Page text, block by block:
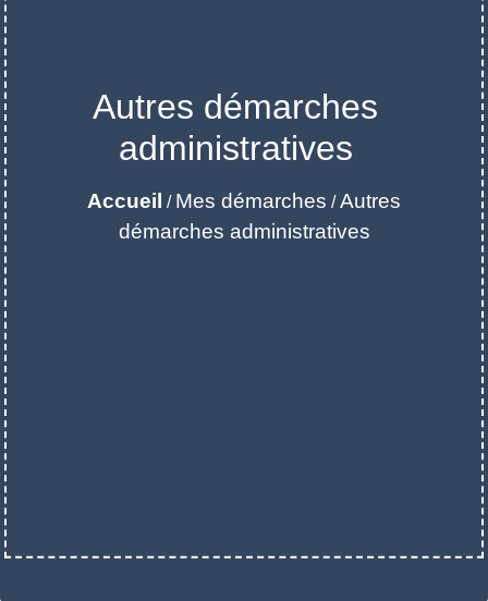
Autres démarches
administratives
Accueil / Mes démarches /Autres
démarches administratives